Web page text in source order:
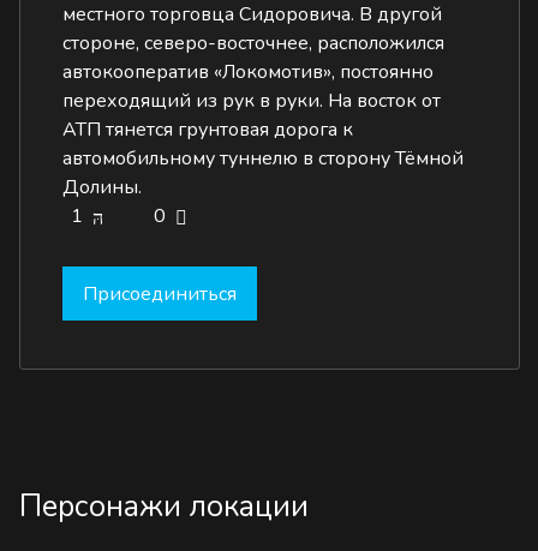
местного торговца Сидоровича. В другой
стороне, северо-восточнее, расположился
автокооператив «Локомотив», постоянно
переходящий из рук в руки. На восток от
АТП тянется грунтовая дорога к
автомобильному туннелю в сторону Тёмной
Долины.
1
0
Присоединиться
Персонажи локации